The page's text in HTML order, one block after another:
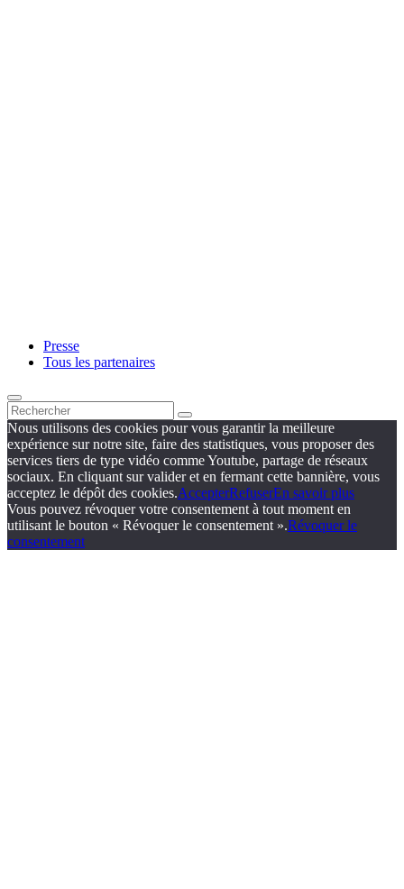
Presse
Tous les partenaires
Nous utilisons des cookies pour vous garantir la meilleure
expérience sur notre site, faire des statistiques, vous proposer des
services tiers de type vidéo comme Youtube, partage de réseaux
sociaux. En cliquant sur valider et en fermant cette bannière, vous
acceptez le dépôt des cookies.AccepterRefuserEn savoir plus
Vous pouvez révoquer votre consentement à tout moment en
utilisant le bouton « Révoquer le consentement ».Révoquer le
consentement